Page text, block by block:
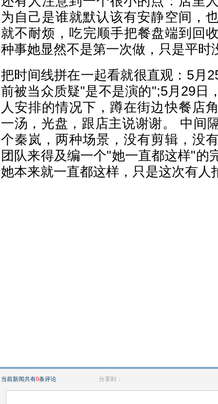
为自己是谁就默认该有安静空间，
就不耐烦，吃完顺手把餐盘端到
种事她显然不是第一次做，只是平时
把时间线拼在一起看就很直观：5月
前被当众质疑"是不是演的";5月29日
人安排的情况下，蹲在街边快餐店
一汤，光盘，跟店主说谢谢。 中间
个秦岚，两种场景，没有剪辑，没
团队来得及编一个"她一直都这样"
她本来就一直都这样，只是这次有人
当前新闻共有0条评论 分享到：